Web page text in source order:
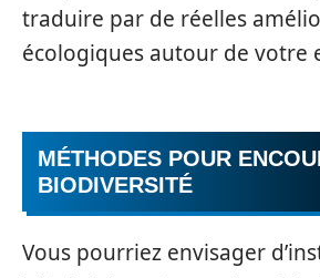
traduire par de réelles
écologiques autour de votre
MÉTHODES POUR
BIODIVERSITÉ
Vous pourriez envisager